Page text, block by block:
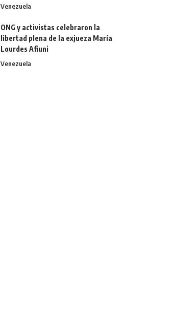
Venezuela
ONG y activistas celebraron la
libertad plena de la exjueza María
Lourdes Afiuni
Venezuela